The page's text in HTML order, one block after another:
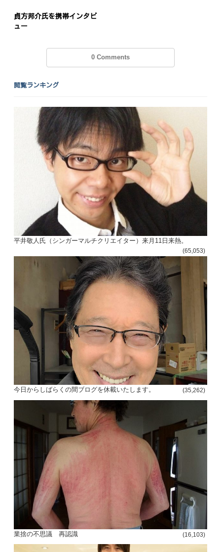
貞方邦介氏を携帯インタビ
ュー
0 Comments
閲覧ランキング
平井敬人氏（シンガーマルチクリエイター）来月11日来熱。
(65,053)
今日からしばらくの間ブログを休載いたします。 (35,262)
業捨の不思議 再認識 (16,103)